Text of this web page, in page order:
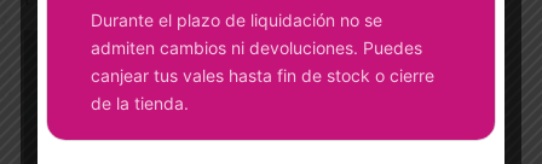
¡Oferta!
¡Oferta!
El
precio
original
era:
15.00€.
El
precio
actual
es:
4.00€.
Este
producto¡Oferta!
¡Oferta!
El
precio
original
125.00€.25.00€.
Durante el plazo de liquidación no se
admiten cambios ni devoluciones. Puedes
canjear tus vales hasta fin de stock o cierre
de la tienda.